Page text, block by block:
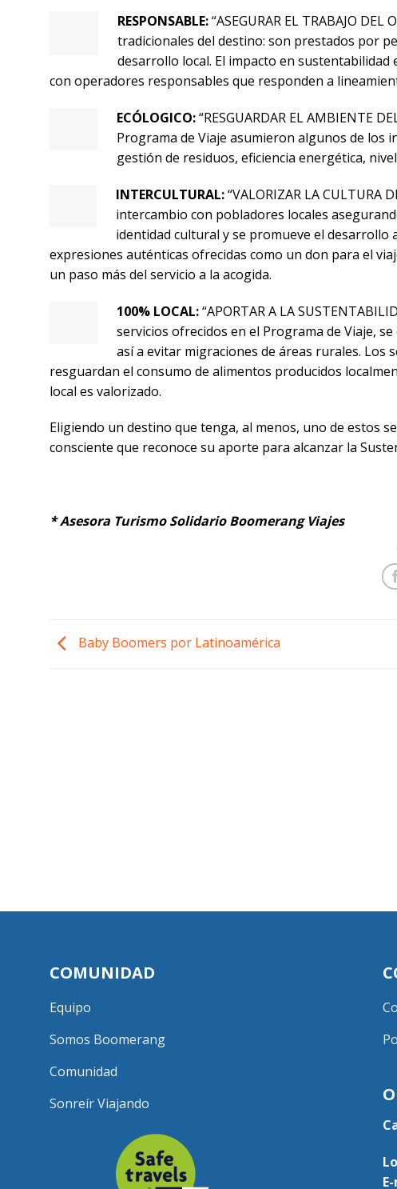
RESPONSABLE:“ASEGURAR EL TRABAJO
tradicionales del destino: son prestados por
desarrollo local. El impacto en
con operadores responsables que responden a
ECÓLOGICO:“RESGUARDAR EL AMBIENTE
Programa de Viaje asumieron algunos de los
gestión de residuos, eficiencia energética,
INTERCULTURAL:“VALORIZAR LA CULTURA
intercambio con pobladores locales
identidad cultural y se promueve el
expresiones auténticas ofrecidas como un don para el
un paso más del servicio a la acogida.
100% LOCAL:“APORTAR A LA
servicios ofrecidos en el Programa de Viaje,
así a evitar migraciones de áreas rurales. Los
resguardan el consumo de alimentos producidos
local es valorizado.
Eligiendo un destino que tenga, al menos, uno de estos
consciente que reconoce su aporte para alcanzar la
* Asesora Turismo Solidario Boomerang Viajes
Baby Boomers por Latinoamérica
COMUNIDAD
Equipo
Somos Boomerang
Comunidad
Sonreír Viajando